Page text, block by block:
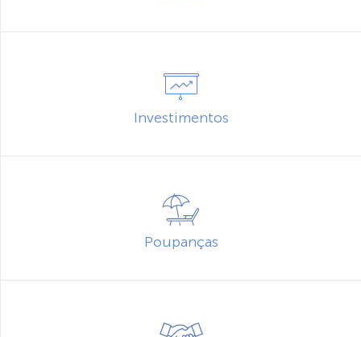
Investimentos
Poupanças